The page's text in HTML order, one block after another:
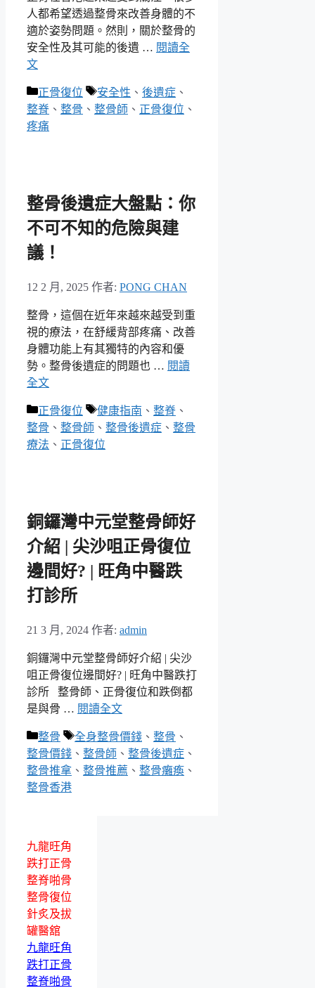
人都希望透過整骨來改善身體的不
適於姿勢問題。然則，關於整骨的
安全性及其可能的後遺 … 閱讀全
文
分
類
正骨復位
標
籤
安全性 、 後遺症 、
整脊 、 整骨 、 整骨師 、 正骨復位 、
疼痛
整骨後遺症大盤點：你
不可不知的危險與建
議！
12 2 月, 2025 作者: PONG CHAN
整骨，這個在近年來越來越受到重
視的療法，在舒緩背部疼痛、改善
身體功能上有其獨特的內容和優
勢。整骨後遺症的問題也 … 閱讀
全文
分
類
正骨復位
標
籤
健康指南 、 整脊 、
整骨 、 整骨師 、 整骨後遺症 、 整骨
療法 、 正骨復位
銅鑼灣中元堂整骨師好
介紹 | 尖沙咀正骨復位
邊間好? | 旺角中醫跌
打診所
21 3 月, 2024 作者: admin
銅鑼灣中元堂整骨師好介紹 | 尖沙
咀正骨復位邊間好? | 旺角中醫跌打
診所 整骨師、正骨復位和跌倒都
是與骨 … 閱讀全文
分
類
整骨
標
籤
全身整骨價錢 、 整骨 、
整骨價錢 、 整骨師 、 整骨後遺症 、
整骨推拿 、 整骨推薦 、 整骨癱瘓 、
整骨香港
九龍旺角
跌打正骨
整脊啪骨
整骨復位
針炙及拔
罐醫舘
九龍旺角
跌打正骨
整脊啪骨